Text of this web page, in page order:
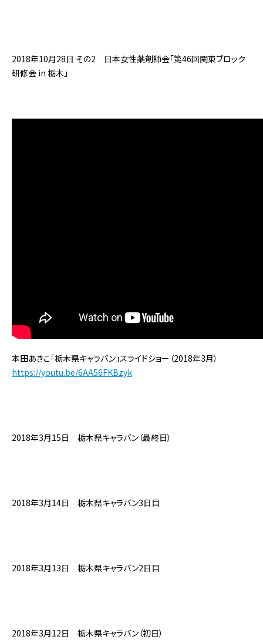
2018年10月28日 その2 日本女性薬剤師会「第46回関東ブロック
研修会 in 栃木」
本田あきこ「栃木県キャラバン」スライドショー（2018年3月）
https://youtu.be/6AA56FKBzyk
2018年3月15日 栃木県キャラバン（最終日）
2018年3月14日 栃木県キャラバン3日目
2018年3月13日 栃木県キャラバン2日目
2018年3月12日 栃木県キャラバン（初日）